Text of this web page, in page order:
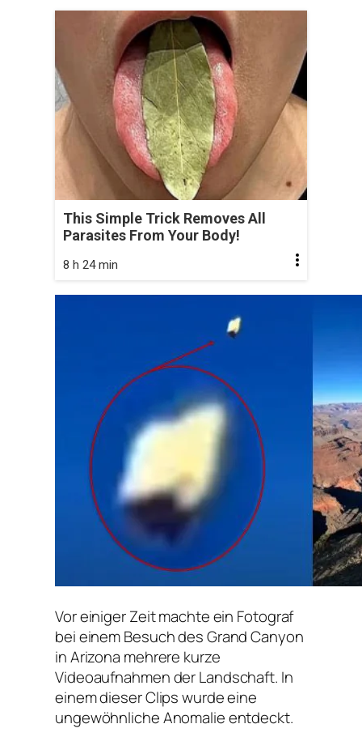
This Simple Trick Removes All
Parasites From Your Body!
8 h 24 min
Vor einiger Zeit machte ein Fotograf
bei einem Besuch des Grand Canyon
in Arizona mehrere kurze
Videoaufnahmen der Landschaft. In
einem dieser Clips wurde eine
ungewöhnliche Anomalie entdeckt.